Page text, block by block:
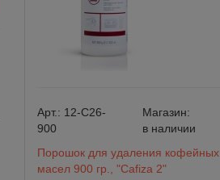
Арт.: 12-C26-
900
Магазин:
в наличии
Порошок для удаления кофейных
масел 900 гр., "Cafiza 2"